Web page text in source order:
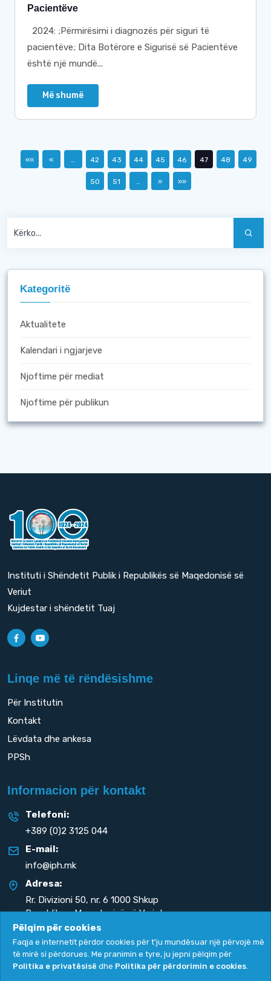
Pacientëve
2024: ;Përmirësimi i diagnozës për siguri të
pacientëve; Dita Botërore e Sigurisë së Pacientëve
është një mundë...
Më shumë
«« « … 42 43 44 45 46 47 48 49
50 51 … » »»
Kategoritë
Aktualitete
Kalendari i ngjarjeve
Njoftime për mediat
Njoftime për publikun
Instituti i Shëndetit Publik i Republikës së Maqedonisë së
Veriut
Kujdestar i shëndetit Tuaj
Linqe më të rëndësishme
Për Institutin
Kontakt
Lëvdata dhe ankesa
PPSh
Informacion për kontakt
Telefoni:
+389 (0)2 3125 044
E-mail:
info@iph.mk
Adresa:
Rr. Divizioni 50, nr. 6 1000 Shkup
Republika e Maqedonisë së Veriut
Politika e privatësisë Politika për përdorimin e cookies
Pëlqim për cookies
Faqja e internetit përdor cookies për t'ju mundësuar një përvojë më
të mirë si përdorues. Me pranimin e tyre, ju jepni pëlqim për
Politika e privatësisë dhe Politika për përdorimin e cookies.